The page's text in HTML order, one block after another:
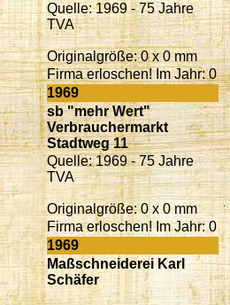
Quelle: 1969 - 75 Jahre
TVA
Originalgröße: 0 x 0 mm
Firma erloschen! Im Jahr: 0
1969
sb "mehr Wert"
Verbrauchermarkt
Stadtweg 11
Quelle: 1969 - 75 Jahre
TVA
Originalgröße: 0 x 0 mm
Firma erloschen! Im Jahr: 0
1969
Maßschneiderei Karl
Schäfer